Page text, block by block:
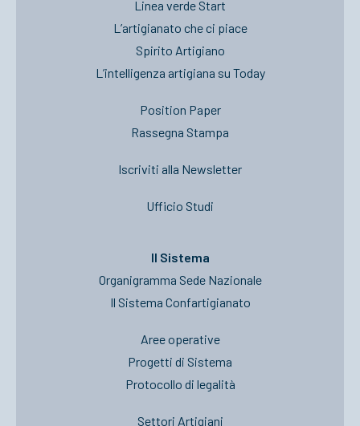
Linea verde Start
L’artigianato che ci piace
Spirito Artigiano
L’intelligenza artigiana su Today
Position Paper
Rassegna Stampa
Iscriviti alla Newsletter
Ufficio Studi
Il Sistema
Organigramma Sede Nazionale
Il Sistema Confartigianato
Aree operative
Progetti di Sistema
Protocollo di legalità
Settori Artigiani